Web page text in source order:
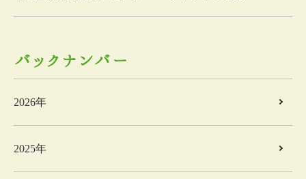
バックナンバー
2026年
2025年